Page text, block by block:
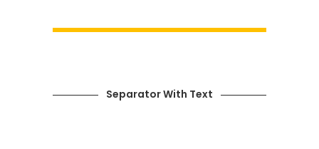
Separator With Text